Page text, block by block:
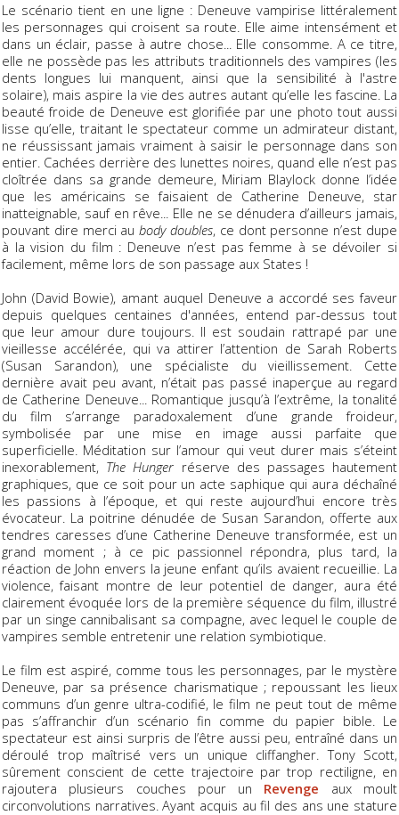
Le scénario tient en une ligne : Deneuve vampirise littéralement
les personnages qui croisent sa route. Elle aime intensément et
dans un éclair, passe à autre chose... Elle consomme. A ce titre,
elle ne possède pas les attributs traditionnels des vampires (les
dents longues lui manquent, ainsi que la sensibilité à l'astre
solaire), mais aspire la vie des autres autant qu’elle les fascine. La
beauté froide de Deneuve est glorifiée par une photo tout aussi
lisse qu’elle, traitant le spectateur comme un admirateur distant,
ne réussissant jamais vraiment à saisir le personnage dans son
entier. Cachées derrière des lunettes noires, quand elle n’est pas
cloîtrée dans sa grande demeure, Miriam Blaylock donne l’idée
que les américains se faisaient de Catherine Deneuve, star
inatteignable, sauf en rêve... Elle ne se dénudera d’ailleurs jamais,
pouvant dire merci aubody doubles, ce dont personne n’est dupe
à la vision du film : Deneuve n’est pas femme à se dévoiler si
facilement, même lors de son passage aux States !
John (David Bowie), amant auquel Deneuve a accordé ses faveur
depuis quelques centaines d'années, entend par-dessus tout
que leur amour dure toujours. Il est soudain rattrapé par une
vieillesse accélérée, qui va attirer l’attention de Sarah Roberts
(Susan Sarandon), une spécialiste du vieillissement. Cette
dernière avait peu avant, n’était pas passé inaperçue au regard
de Catherine Deneuve... Romantique jusqu’à l’extrême, la tonalité
du film s’arrange paradoxalement d’une grande froideur,
symbolisée par une mise en image aussi parfaite que
superficielle. Méditation sur l’amour qui veut durer mais s’éteint
inexorablement, The Hunger réserve des passages hautement
graphiques, que ce soit pour un acte saphique qui aura déchaîné
les passions à l’époque, et qui reste aujourd’hui encore très
évocateur. La poitrine dénudée de Susan Sarandon, offerte aux
tendres caresses d’une Catherine Deneuve transformée, est un
grand moment ; à ce pic passionnel répondra, plus tard, la
réaction de John envers la jeune enfant qu’ils avaient recueillie. La
violence, faisant montre de leur potentiel de danger, aura été
clairement évoquée lors de la première séquence du film, illustré
par un singe cannibalisant sa compagne, avec lequel le couple de
vampires semble entretenir une relation symbiotique.
Le film est aspiré, comme tous les personnages, par le mystère
Deneuve, par sa présence charismatique ; repoussant les lieux
communs d’un genre ultra-codifié, le film ne peut tout de même
pas s’affranchir d’un scénario fin comme du papier bible. Le
spectateur est ainsi surpris de l’être aussi peu, entraîné dans un
déroulé trop maîtrisé vers un unique cliffangher. Tony Scott,
sûrement conscient de cette trajectoire par trop rectiligne, en
rajoutera plusieurs couches pour un Revenge aux moult
circonvolutions narratives. Ayant acquis au fil des ans une stature